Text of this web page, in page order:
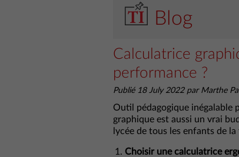
Blog
Calculatrice
performance ?
Publié 18 July 2022 par Marthe
Outil pédagogique inégalable
graphique est aussi un vrai
lycée de tous les enfants de
Choisir une calculatrice